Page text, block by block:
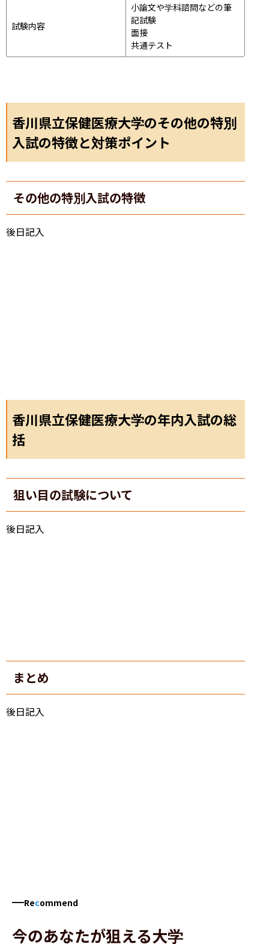
試験内容
小論文や学科諮問などの筆
記試験
面接
共通テスト
香川県立保健医療大学のその他の特別
入試の特徴と対策ポイント
その他の特別入試の特徴
後日記入
香川県立保健医療大学の年内入試の総
括
狙い目の試験について
後日記入
まとめ
後日記入
Recommend
今のあなたが狙える大学